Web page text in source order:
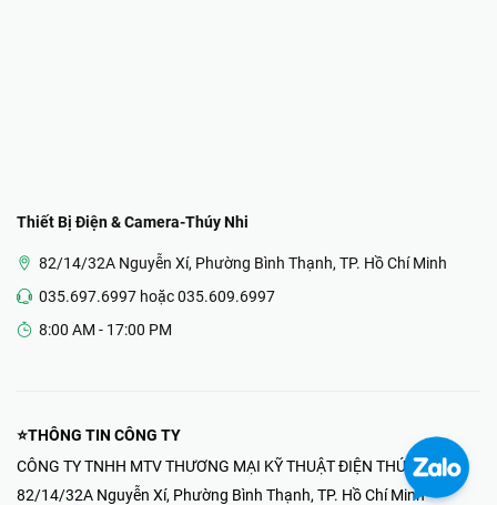
Thiết Bị Điện & Camera-Thúy Nhi
82/14/32A Nguyễn Xí, Phường Bình Thạnh, TP. Hồ Chí Minh
035.697.6997 hoặc 035.609.6997
8:00 AM - 17:00 PM
⭐THÔNG TIN CÔNG TY
CÔNG TY TNHH MTV THƯƠNG MẠI KỸ THUẬT ĐIỆN THÚY NHI
82/14/32A Nguyễn Xí, Phường Bình Thạnh, TP. Hồ Chí Minh